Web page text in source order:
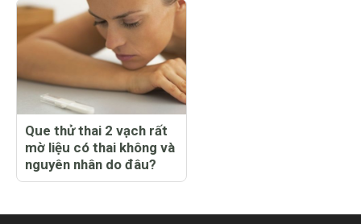
Que thử thai 2 vạch rất
mờ liệu có thai không và
nguyên nhân do đâu?